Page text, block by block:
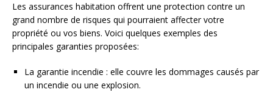
Les assurances habitation offrent une protection contre un
grand nombre de risques qui pourraient affecter votre
propriété ou vos biens. Voici quelques exemples des
principales garanties proposées:
La garantie incendie : elle couvre les dommages causés par
un incendie ou une explosion.